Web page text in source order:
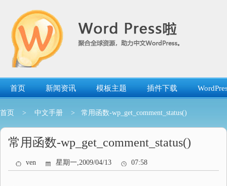
首页 新闻资讯 模板主题 插件下载
首页 > 中文手册 > 常用函数-wp_get_comment_status()
常用函数-wp_get_comment_status()
ven 星期一,2009/04/13 07:58